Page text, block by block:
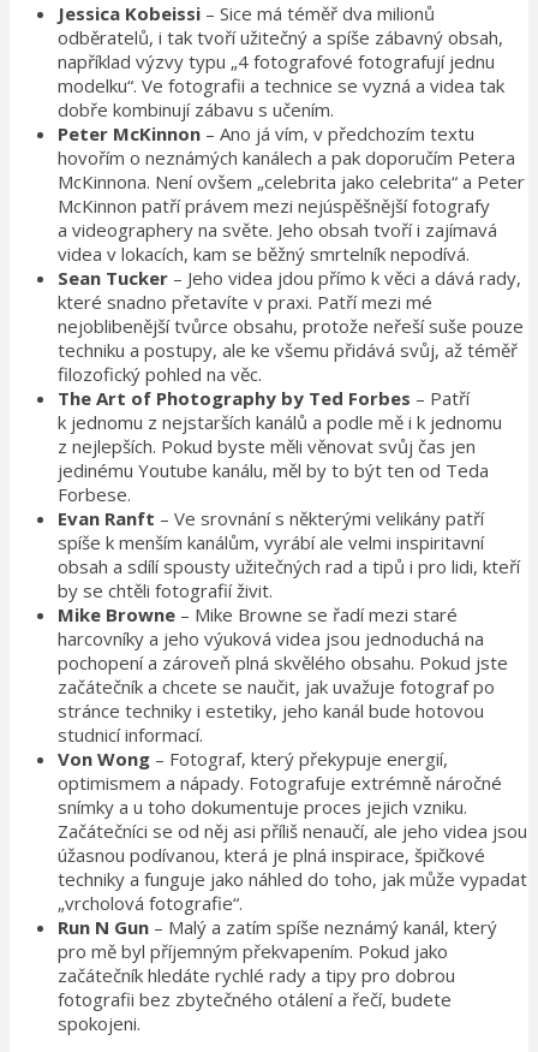
Jessica Kobeissi – Sice má téměř dva milionů
odběratelů, i tak tvoří užitečný a spíše zábavný obsah,
například výzvy typu „4 fotografové fotografují jednu
modelku“. Ve fotografii a technice se vyzná a videa tak
dobře kombinují zábavu s učením.
Peter McKinnon – Ano já vím, v předchozím textu
hovořím o neznámých kanálech a pak doporučím Petera
McKinnona. Není ovšem „celebrita jako celebrita“ a Peter
McKinnon patří právem mezi nejúspěšnější fotografy
a videographery na světe. Jeho obsah tvoří i zajímavá
videa v lokacích, kam se běžný smrtelník nepodívá.
Sean Tucker – Jeho videa jdou přímo k věci a dává rady,
které snadno přetavíte v praxi. Patří mezi mé
nejoblibenější tvůrce obsahu, protože neřeší suše pouze
techniku a postupy, ale ke všemu přidává svůj, až téměř
filozofický pohled na věc.
The Art of Photography by Ted Forbes – Patří
k jednomu z nejstarších kanálů a podle mě i k jednomu
z nejlepších. Pokud byste měli věnovat svůj čas jen
jedinému Youtube kanálu, měl by to být ten od Teda
Forbese.
Evan Ranft – Ve srovnání s některými velikány patří
spíše k menším kanálům, vyrábí ale velmi inspiritavní
obsah a sdílí spousty užitečných rad a tipů i pro lidi, kteří
by se chtěli fotografií živit.
Mike Browne – Mike Browne se řadí mezi staré
harcovníky a jeho výuková videa jsou jednoduchá na
pochopení a zároveň plná skvělého obsahu. Pokud jste
začátečník a chcete se naučit, jak uvažuje fotograf po
stránce techniky i estetiky, jeho kanál bude hotovou
studnicí informací.
Von Wong – Fotograf, který překypuje energií,
optimismem a nápady. Fotografuje extrémně náročné
snímky a u toho dokumentuje proces jejich vzniku.
Začátečníci se od něj asi příliš nenaučí, ale jeho videa jsou
úžasnou podívanou, která je plná inspirace, špičkové
techniky a funguje jako náhled do toho, jak může vypadat
„vrcholová fotografie“.
Run N Gun – Malý a zatím spíše neznámý kanál, který
pro mě byl příjemným překvapením. Pokud jako
začátečník hledáte rychlé rady a tipy pro dobrou
fotografii bez zbytečného otálení a řečí, budete
spokojeni.